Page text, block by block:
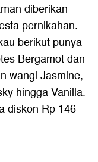
diberikan
pernikahan.
berikut punya
Bergamot dan
wangi Jasmine,
hingga Vanilla.
diskon Rp 146